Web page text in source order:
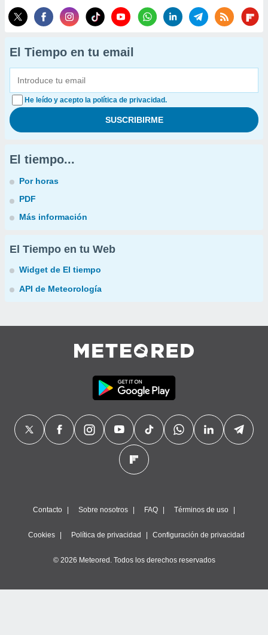
El Tiempo en tu email
He leído y acepto la política de privacidad.
El tiempo...
Por horas
PDF
Más información
El Tiempo en tu Web
Widget de El tiempo
API de Meteorología
Contacto Sobre nosotros FAQ Términos de uso
Cookies Política de privacidad Configuración de privacidad
© 2026 Meteored. Todos los derechos reservados